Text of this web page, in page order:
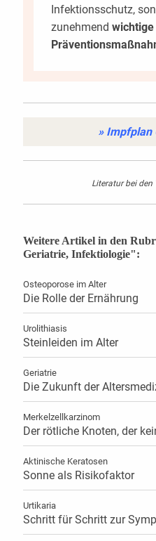
Infektionsschutz,
zunehmend wichtige
» Impfplan
Literatur bei den
Weitere Artikel in den
Geriatrie, Infektiologie":
Osteoporose im Alter
Die Rolle der Ernährung
Urolithiasis
Steinleiden im Alter
Geriatrie
Die Zukunft der
Merkelzellkarzinom
Der rötliche Knoten, der
Aktinische Keratosen
Sonne als Risikofaktor
Urtikaria
Schritt für Schritt zur